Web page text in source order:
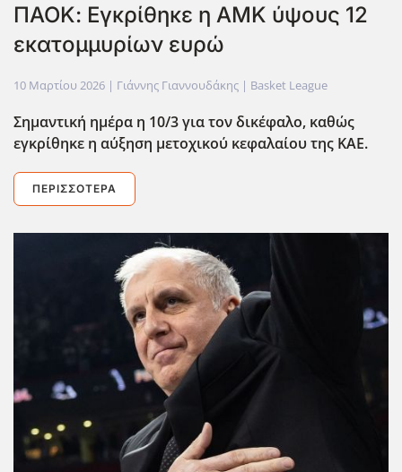
ΠΑΟΚ: Εγκρίθηκε η ΑΜΚ ύψους 12
εκατομμυρίων ευρώ
10 Μαρτίου 2026 | Γιάννης Γιαννουδάκης | Basket League
Σημαντική ημέρα η 10/3 για τον δικέφαλο, καθώς
εγκρίθηκε η αύξηση μετοχικού κεφαλαίου της ΚΑΕ.
ΠΕΡΙΣΣΌΤΕΡΑ